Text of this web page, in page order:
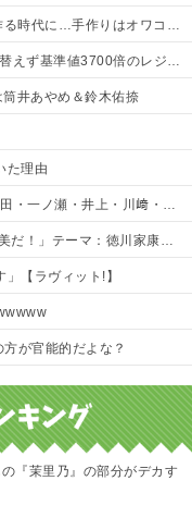
代に…手作りはオワコン？ 他
オネラ菌増殖…その理由がこれｗｗｗｗ 他
井あやめ＆鈴木佑捺
た理由
上・川﨑・菅原・中西が全完売
康【2025.8.5 24:00〜 TOKYO MX】
【ラヴィット!】
が官能的だよな？
『茉里乃』の部分がデカす